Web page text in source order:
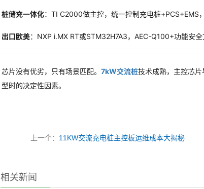
桩储充一体化：TI C2000做主控，统一控制充电桩+PCS+EMS
出口欧美：NXP i.MX RT或STM32H7A3，AEC-Q100+功能安全
芯片没有优劣，只有场景匹配。 7kW交流桩技术成熟，主控芯片
型时的决定性因素。
上一个： 11KW交流充电桩主控板运维成本大揭秘
相关新闻